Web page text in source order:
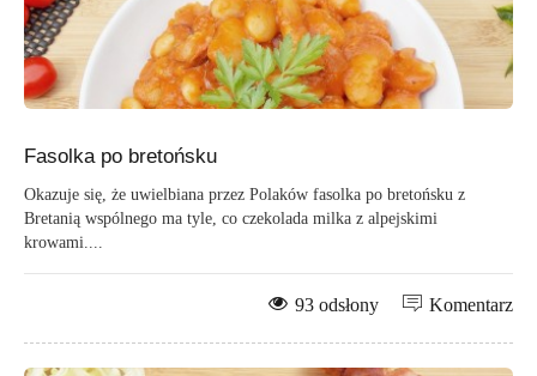
Fasolka po bretońsku
Okazuje się, że uwielbiana przez Polaków fasolka po bretońsku z
Bretanią wspólnego ma tyle, co czekolada milka z alpejskimi
krowami....
Komentarz
93 odsłony